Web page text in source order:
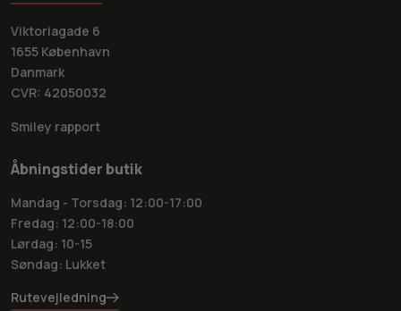
Viktoriagade 6
1655 København
Danmark
CVR: 42050032
Smiley rapport
Åbningstider butik
Mandag - Torsdag: 12:00-17:00
Fredag: 12:00-18:00
Lørdag: 10-15
Søndag: Lukket
Rutevejledning